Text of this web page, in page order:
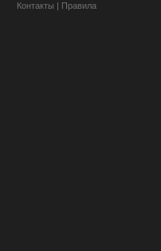
Контакты | Правила